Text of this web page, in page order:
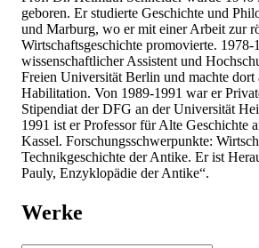
geboren. Er studierte Geschichte und
und Marburg, wo er mit einer Arbeit zur
Wirtschaftsgeschichte promovierte. 1978-
wissenschaftlicher Assistent und
Freien Universität Berlin und machte dort
Habilitation. Von 1989-1991 war er
Stipendiat der DFG an der Universität
1991 ist er Professor für Alte Geschichte
Kassel. Forschungsschwerpunkte:
Technikgeschichte der Antike. Er ist
Pauly, Enzyklopädie der Antike“.
Werke